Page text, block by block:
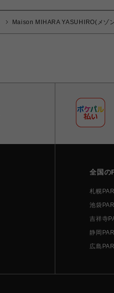
Maison MIHARA YASUHIRO(メ
全国の
札幌
池袋
吉祥寺
静岡
広島